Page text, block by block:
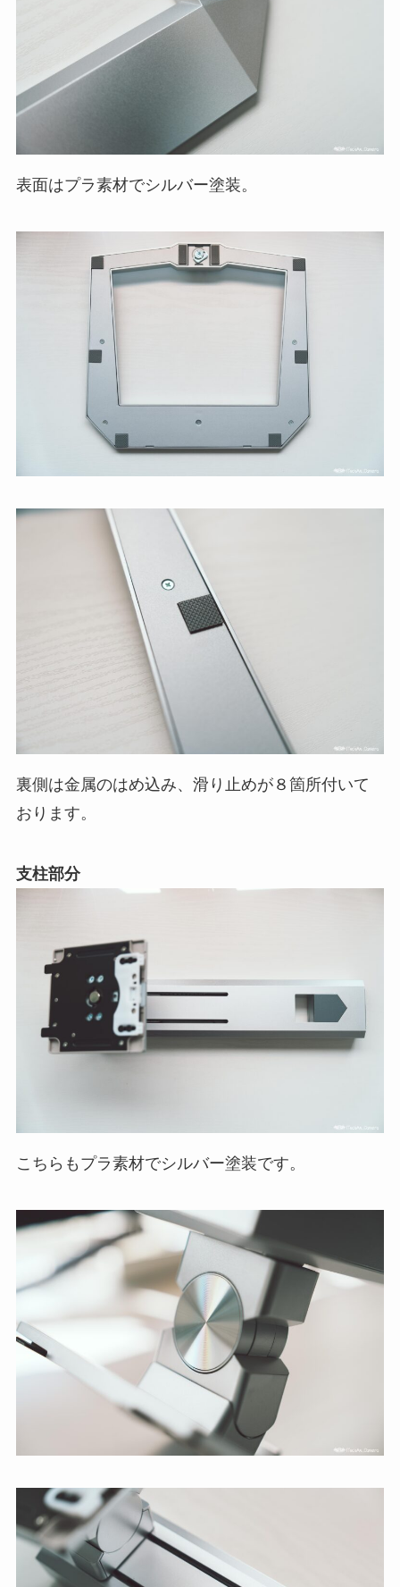
表面はプラ素材でシルバー塗装。
裏側は金属のはめ込み、滑り止めが８箇所付いて
おります。
支柱部分
こちらもプラ素材でシルバー塗装です。